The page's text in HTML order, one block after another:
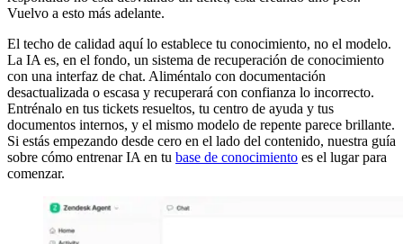
Vuelvo a esto más adelante.
El techo de calidad aquí lo establece tu conocimiento, no el modelo.
La IA es, en el fondo, un sistema de recuperación de conocimiento
con una interfaz de chat. Aliméntalo con documentación
desactualizada o escasa y recuperará con confianza lo incorrecto.
Entrénalo en tus tickets resueltos, tu centro de ayuda y tus
documentos internos, y el mismo modelo de repente parece brillante.
Si estás empezando desde cero en el lado del contenido, nuestra guía
sobre cómo entrenar IA en tu base de conocimiento es el lugar para
comenzar.